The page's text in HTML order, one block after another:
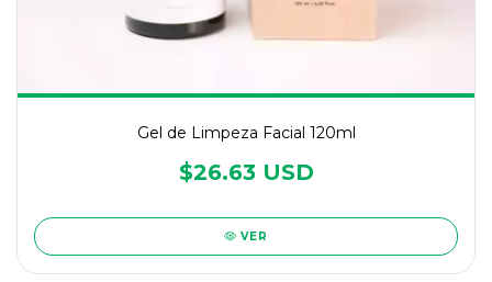
Gel de Limpeza Facial 120ml
$26.63 USD
VER